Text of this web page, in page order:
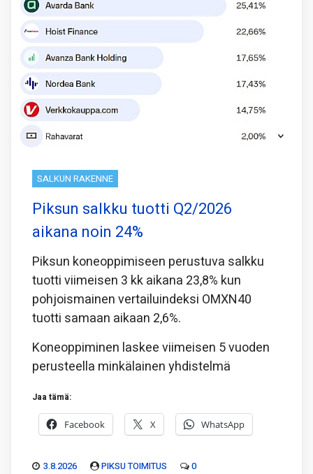
SALKUN RAKENNE
Piksun salkku tuotti Q2/2026
aikana noin 24%
Piksun koneoppimiseen perustuva salkku
tuotti viimeisen 3 kk aikana 23,8% kun
pohjoismainen vertailuindeksi OMXN40
tuotti samaan aikaan 2,6%.
Koneoppiminen laskee viimeisen 5 vuoden
perusteella minkälainen yhdistelmä
Jaa tämä:
Facebook X WhatsApp
3.8.2026 PIKSU TOIMITUS 0